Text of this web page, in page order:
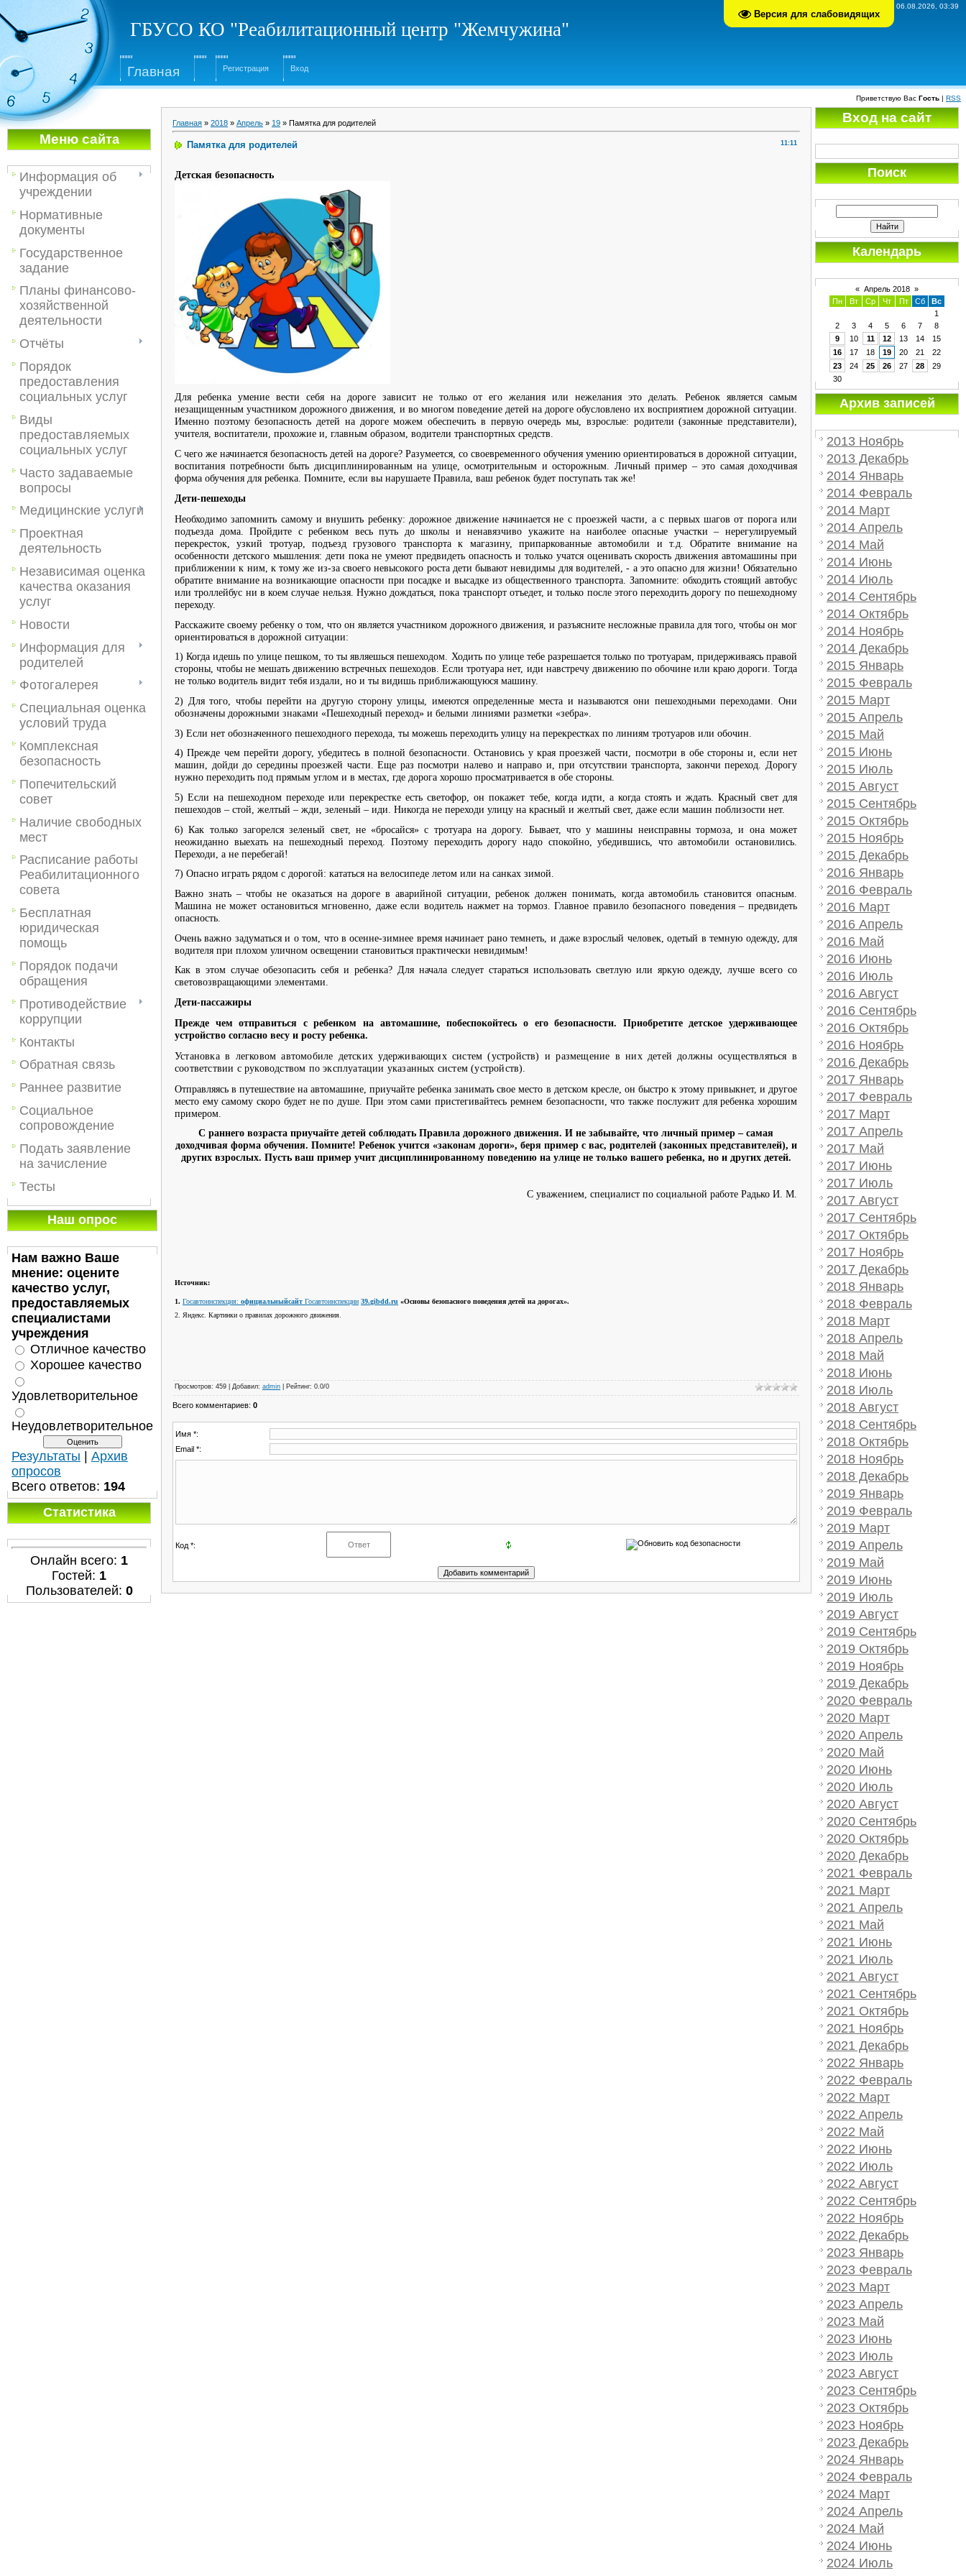
Версия для слабовидящих
Четверг, 06.08.2026, 03:39
ГБУСО КО "Реабилитационный центр "Жемчужина"
Главная Регистрация Вход
Приветствую Вас Гость | RSS
Меню сайта
Информация об
учреждении
Нормативные
документы
Государственное
задание
Планы финансово-
хозяйственной
деятельности
Отчёты
Порядок
предоставления
социальных услуг
Виды
предоставляемых
социальных услуг
Часто задаваемые
вопросы
Медицинские услуги
Проектная
деятельность
Независимая оценка
качества оказания
услуг
Новости
Информация для
родителей
Фотогалерея
Специальная оценка
условий труда
Комплексная
безопасность
Попечительский
совет
Наличие свободных
мест
Расписание работы
Реабилитационного
совета
Бесплатная
юридическая
помощь
Порядок подачи
обращения
Противодействие
коррупции
Контакты
Обратная связь
Раннее развитие
Социальное
сопровождение
Подать заявление
на зачисление
Тесты
Наш опрос
Нам важно Ваше
мнение: оцените
качество услуг,
предоставляемых
специалистами
учреждения
Отличное качество
Хорошее качество
Удовлетворительное
Неудовлетворительное
Результаты
Архив
опросов
Всего ответов: 194
Статистика
Онлайн всего: 1
Гостей: 1
Пользователей: 0
Главная » 2018 » Апрель » 19 » Памятка для родителей
11:11
Памятка для родителей
Детская безопасность
Для ребенка умение вести себя на дороге зависит не только от его желания или нежелания это делать. Ребенок является самым
незащищенным участником дорожного движения, и во многом поведение детей на дороге обусловлено их восприятием дорожной ситуации.
Именно поэтому безопасность детей на дороге можем обеспечить в первую очередь мы, взрослые: родители (законные представители),
учителя, воспитатели, прохожие и, главным образом, водители транспортных средств.
С чего же начинается безопасность детей на дороге? Разумеется, со своевременного обучения умению ориентироваться в дорожной ситуации,
воспитания потребности быть дисциплинированным на улице, осмотрительным и осторожным. Личный пример – это самая доходчивая
форма обучения для ребенка. Помните, если вы нарушаете Правила, ваш ребенок будет поступать так же!
Дети-пешеходы
Необходимо запомнить самому и внушить ребенку: дорожное движение начинается не с проезжей части, а с первых шагов от порога или
подъезда дома. Пройдите с ребенком весь путь до школы и ненавязчиво укажите на наиболее опасные участки – нерегулируемый
перекресток, узкий тротуар, подъезд грузового транспорта к магазину, припаркованные автомобили и т.д. Обратите внимание на
особенности детского мышления: дети пока не умеют предвидеть опасность и только учатся оценивать скорость движения автомашины при
приближении к ним, к тому же из-за своего невысокого роста дети бывают невидимы для водителей, - а это опасно для жизни! Обязательно
обратите внимание на возникающие опасности при посадке и высадке из общественного транспорта. Запомните: обходить стоящий автобус
или троллейбус ни в коем случае нельзя. Нужно дождаться, пока транспорт отъедет, и только после этого переходить дорогу по пешеходному
переходу.
Расскажите своему ребенку о том, что он является участником дорожного движения, и разъясните несложные правила для того, чтобы он мог
ориентироваться в дорожной ситуации:
1) Когда идешь по улице пешком, то ты являешься пешеходом. Ходить по улице тебе разрешается только по тротуарам, придерживаясь правой
стороны, чтобы не мешать движению встречных пешеходов. Если тротуара нет, иди навстречу движению по обочине или краю дороги. Тогда
не только водитель видит тебя издали, но и ты видишь приближающуюся машину.
2) Для того, чтобы перейти на другую сторону улицы, имеются определенные места и называются они пешеходными переходами. Они
обозначены дорожными знаками «Пешеходный переход» и белыми линиями разметки «зебра».
3) Если нет обозначенного пешеходного перехода, ты можешь переходить улицу на перекрестках по линиям тротуаров или обочин.
4) Прежде чем перейти дорогу, убедитесь в полной безопасности. Остановись у края проезжей части, посмотри в обе стороны и, если нет
машин, дойди до середины проезжей части. Еще раз посмотри налево и направо и, при отсутствии транспорта, закончи переход. Дорогу
нужно переходить под прямым углом и в местах, где дорога хорошо просматривается в обе стороны.
5) Если на пешеходном переходе или перекрестке есть светофор, он покажет тебе, когда идти, а когда стоять и ждать. Красный свет для
пешеходов – стой, желтый – жди, зеленый – иди. Никогда не переходи улицу на красный и желтый свет, даже если машин поблизости нет.
6) Как только загорелся зеленый свет, не «бросайся» с тротуара на дорогу. Бывает, что у машины неисправны тормоза, и она может
неожиданно выехать на пешеходный переход. Поэтому переходить дорогу надо спокойно, убедившись, что автомобили остановились.
Переходи, а не перебегай!
7) Опасно играть рядом с дорогой: кататься на велосипеде летом или на санках зимой.
Важно знать – чтобы не оказаться на дороге в аварийной ситуации, ребенок должен понимать, когда автомобиль становится опасным.
Машина не может остановиться мгновенно, даже если водитель нажмет на тормоз. Главное правило безопасного поведения – предвидеть
опасность.
Очень важно задуматься и о том, что в осенне-зимнее время начинает рано темнеть, и даже взрослый человек, одетый в темную одежду, для
водителя при плохом уличном освещении становиться практически невидимым!
Как в этом случае обезопасить себя и ребенка? Для начала следует стараться использовать светлую или яркую одежду, лучше всего со
световозвращающими элементами.
Дети-пассажиры
Прежде чем отправиться с ребенком на автомашине, побеспокойтесь о его безопасности. Приобретите детское удерживающее
устройство согласно весу и росту ребенка.
Установка в легковом автомобиле детских удерживающих систем (устройств) и размещение в них детей должны осуществляться в
соответствии с руководством по эксплуатации указанных систем (устройств).
Отправляясь в путешествие на автомашине, приучайте ребенка занимать свое место в детском кресле, он быстро к этому привыкнет, и другое
место ему самому скоро будет не по душе. При этом сами пристегивайтесь ремнем безопасности, что также послужит для ребенка хорошим
примером.
С раннего возраста приучайте детей соблюдать Правила дорожного движения. И не забывайте, что личный пример – самая
доходчивая форма обучения. Помните! Ребенок учится «законам дороги», беря пример с вас, родителей (законных представителей), и
других взрослых. Пусть ваш пример учит дисциплинированному поведению на улице не только вашего ребенка, но и других детей.
С уважением, специалист по социальной работе Радько И. М.
Источник:
1. Госавтоинспекция: официальныйсайт Госавтоинспекции 39.gibdd.ru «Основы безопасного поведения детей на дорогах».
2. Яндекс. Картинки о правилах дорожного движения.
Просмотров: 459 Добавил: admin Рейтинг: 0.0/0
Всего комментариев: 0
Имя *:
Email *:
Код *:
Вход на сайт
Поиск
Календарь
« Апрель 2018 »
Пн
Вт Ср Чт Пт Сб
Вс
1
2
3 4 5 6 7
8
9
10 11 12 13 14
15
16
17 18 19 20 21
22
23
24 25 26 27 28
29
30
Архив записей
2013 Ноябрь
2013 Декабрь
2014 Январь
2014 Февраль
2014 Март
2014 Апрель
2014 Май
2014 Июнь
2014 Июль
2014 Сентябрь
2014 Октябрь
2014 Ноябрь
2014 Декабрь
2015 Январь
2015 Февраль
2015 Март
2015 Апрель
2015 Май
2015 Июнь
2015 Июль
2015 Август
2015 Сентябрь
2015 Октябрь
2015 Ноябрь
2015 Декабрь
2016 Январь
2016 Февраль
2016 Март
2016 Апрель
2016 Май
2016 Июнь
2016 Июль
2016 Август
2016 Сентябрь
2016 Октябрь
2016 Ноябрь
2016 Декабрь
2017 Январь
2017 Февраль
2017 Март
2017 Апрель
2017 Май
2017 Июнь
2017 Июль
2017 Август
2017 Сентябрь
2017 Октябрь
2017 Ноябрь
2017 Декабрь
2018 Январь
2018 Февраль
2018 Март
2018 Апрель
2018 Май
2018 Июнь
2018 Июль
2018 Август
2018 Сентябрь
2018 Октябрь
2018 Ноябрь
2018 Декабрь
2019 Январь
2019 Февраль
2019 Март
2019 Апрель
2019 Май
2019 Июнь
2019 Июль
2019 Август
2019 Сентябрь
2019 Октябрь
2019 Ноябрь
2019 Декабрь
2020 Февраль
2020 Март
2020 Апрель
2020 Май
2020 Июнь
2020 Июль
2020 Август
2020 Сентябрь
2020 Октябрь
2020 Декабрь
2021 Февраль
2021 Март
2021 Апрель
2021 Май
2021 Июнь
2021 Июль
2021 Август
2021 Сентябрь
2021 Октябрь
2021 Ноябрь
2021 Декабрь
2022 Январь
2022 Февраль
2022 Март
2022 Апрель
2022 Май
2022 Июнь
2022 Июль
2022 Август
2022 Сентябрь
2022 Ноябрь
2022 Декабрь
2023 Январь
2023 Февраль
2023 Март
2023 Апрель
2023 Май
2023 Июнь
2023 Июль
2023 Август
2023 Сентябрь
2023 Октябрь
2023 Ноябрь
2023 Декабрь
2024 Январь
2024 Февраль
2024 Март
2024 Апрель
2024 Май
2024 Июнь
2024 Июль